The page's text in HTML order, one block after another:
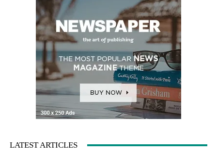
LATEST ARTICLES